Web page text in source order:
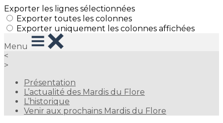
Exporter les lignes sélectionnées
Exporter toutes les colonnes
Exporter uniquement les colonnes affichées
Menu
<
>
Présentation
L’actualité des Mardis du Flore
L’historique
Venir aux prochains Mardis du Flore